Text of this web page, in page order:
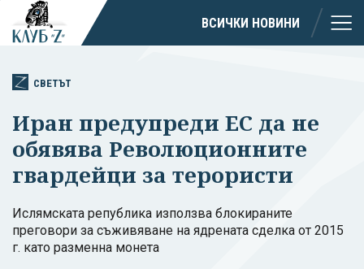
ВСИЧКИ НОВИНИ
СВЕТЪТ
Иран предупреди ЕС да не
обявява Революционните
гвардейци за терористи
Ислямската република използва блокираните
преговори за съживяване на ядрената сделка от 2015
г. като разменна монета